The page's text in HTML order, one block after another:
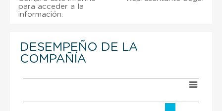
para acceder a la
información.
DESEMPEÑO DE LA
COMPAÑÍA